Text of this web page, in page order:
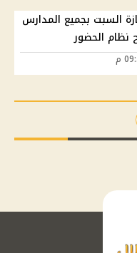
السبت بجميع المدارس